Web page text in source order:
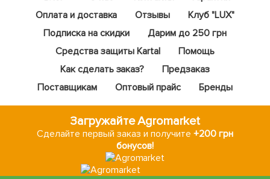
Оплата и доставка
Отзывы
Клуб "LUX"
Подписка на скидки
Дарим до 250 грн
Средства защиты Kartal
Помощь
Как сделать заказ?
Предзаказ
Поставщикам
Оптовый прайс Бренды
Загружайте Agromarket
Сделайте первый заказ и получите +200 грн
бонусов!